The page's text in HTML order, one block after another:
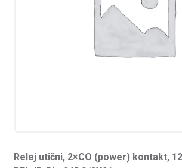
Relej utični, 2×CO (power) kontakt,